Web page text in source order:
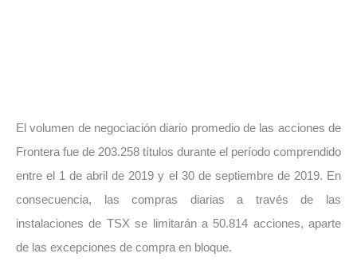
El volumen de negociación diario promedio de las acciones de
Frontera fue de 203.258 títulos durante el período comprendido
entre el 1 de abril de 2019 y el 30 de septiembre de 2019. En
consecuencia, las compras diarias a través de las
instalaciones de TSX se limitarán a 50.814 acciones, aparte
de las excepciones de compra en bloque.